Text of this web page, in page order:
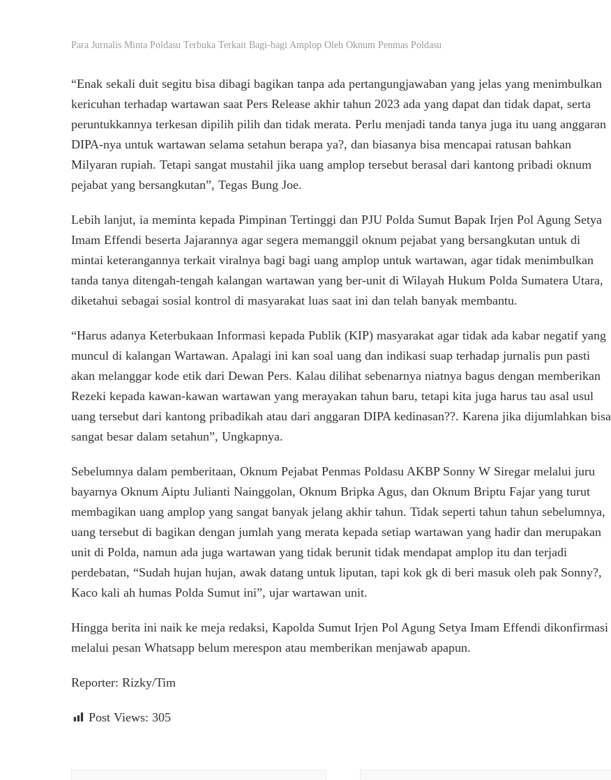
Para Jurnalis Minta Poldasu Terbuka Terkait Bagi-bagi Amplop Oleh Oknum Penmas Poldasu
“Enak sekali duit segitu bisa dibagi bagikan tanpa ada pertangungjawaban yang jelas yang menimbulkan
kericuhan terhadap wartawan saat Pers Release akhir tahun 2023 ada yang dapat dan tidak dapat, serta
peruntukkannya terkesan dipilih pilih dan tidak merata. Perlu menjadi tanda tanya juga itu uang anggaran
DIPA-nya untuk wartawan selama setahun berapa ya?, dan biasanya bisa mencapai ratusan bahkan
Milyaran rupiah. Tetapi sangat mustahil jika uang amplop tersebut berasal dari kantong pribadi oknum
pejabat yang bersangkutan”, Tegas Bung Joe.
Lebih lanjut, ia meminta kepada Pimpinan Tertinggi dan PJU Polda Sumut Bapak Irjen Pol Agung Setya
Imam Effendi beserta Jajarannya agar segera memanggil oknum pejabat yang bersangkutan untuk di
mintai keterangannya terkait viralnya bagi bagi uang amplop untuk wartawan, agar tidak menimbulkan
tanda tanya ditengah-tengah kalangan wartawan yang ber-unit di Wilayah Hukum Polda Sumatera Utara,
diketahui sebagai sosial kontrol di masyarakat luas saat ini dan telah banyak membantu.
“Harus adanya Keterbukaan Informasi kepada Publik (KIP) masyarakat agar tidak ada kabar negatif yang
muncul di kalangan Wartawan. Apalagi ini kan soal uang dan indikasi suap terhadap jurnalis pun pasti
akan melanggar kode etik dari Dewan Pers. Kalau dilihat sebenarnya niatnya bagus dengan memberikan
Rezeki kepada kawan-kawan wartawan yang merayakan tahun baru, tetapi kita juga harus tau asal usul
uang tersebut dari kantong pribadikah atau dari anggaran DIPA kedinasan??. Karena jika dijumlahkan bisa
sangat besar dalam setahun”, Ungkapnya.
Sebelumnya dalam pemberitaan, Oknum Pejabat Penmas Poldasu AKBP Sonny W Siregar melalui juru
bayarnya Oknum Aiptu Julianti Nainggolan, Oknum Bripka Agus, dan Oknum Briptu Fajar yang turut
membagikan uang amplop yang sangat banyak jelang akhir tahun. Tidak seperti tahun tahun sebelumnya,
uang tersebut di bagikan dengan jumlah yang merata kepada setiap wartawan yang hadir dan merupakan
unit di Polda, namun ada juga wartawan yang tidak berunit tidak mendapat amplop itu dan terjadi
perdebatan, “Sudah hujan hujan, awak datang untuk liputan, tapi kok gk di beri masuk oleh pak Sonny?,
Kaco kali ah humas Polda Sumut ini”, ujar wartawan unit.
Hingga berita ini naik ke meja redaksi, Kapolda Sumut Irjen Pol Agung Setya Imam Effendi dikonfirmasi
melalui pesan Whatsapp belum merespon atau memberikan menjawab apapun.
Reporter: Rizky/Tim
Post Views: 305